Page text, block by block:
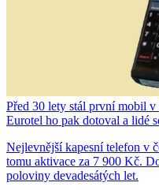
Před 30 lety stál první mobil
Eurotel ho pak dotoval a lidé
Nejlevnější kapesní telefon v
tomu aktivace za 7 900 Kč.
poloviny devadesátých let.